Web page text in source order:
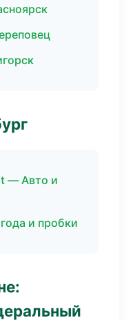
— Авто и
и пробки